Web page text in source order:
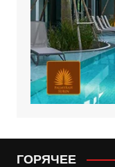
ГОРЯЧЕЕ